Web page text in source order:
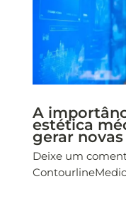
A
estética
gerar
Deixe um